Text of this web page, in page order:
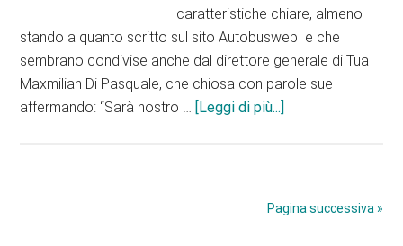
caratteristiche chiare, almeno
stando a quanto scritto sul sito Autobusweb e che
sembrano condivise anche dal direttore generale di Tua
Maxmilian Di Pasquale, che chiosa con parole sue
affermando: “Sarà nostro … [Leggi di più...]
lentissimo.
Pagina successiva »